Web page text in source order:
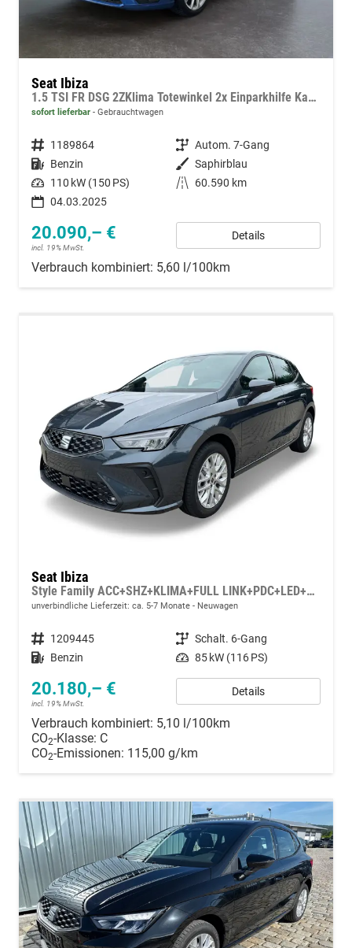
Seat Ibiza
1.5 TSI FR DSG 2ZKlima Totewinkel 2x Einparkhilfe Kamera Sitzheizung 5J Garantie
sofort lieferbar Gebrauchtwagen
Fahrzeugnummer 1189864 Getriebe Autom. 7-Gang
Kraftstoff Benzin Außenfarbe Saphirblau
Leistung 110 kW (150 PS) Kilometerstand
60.590 km
04.03.2025
20.090,– €
incl. 19% MwSt.
Details
Verbrauch kombiniert: 5,60 l/100km
Seat Ibiza
Style Family ACC+SHZ+KLIMA+FULL LINK+PDC+LED+16" ALU
unverbindliche Lieferzeit: ca. 5-7 Monate Neuwagen
Fahrzeugnummer 1209445 Getriebe Schalt. 6-Gang
Kraftstoff Benzin Leistung 85 kW (116 PS)
20.180,– €
incl. 19% MwSt.
Details
Verbrauch kombiniert: 5,10 l/100km
CO2-Klasse: C
CO2-Emissionen: 115,00 g/km